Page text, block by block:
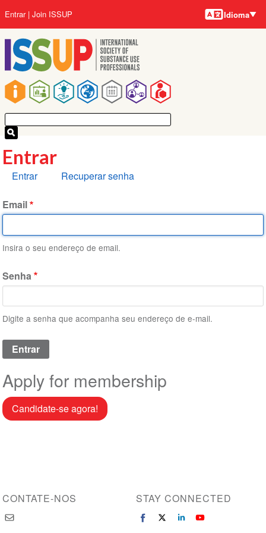
para
o
conteúdo
principal
Navegação
principal
Menu
da
conta
do
usuário
Entrar Join ISSUP Idiomas
Idioma
Entrar
Abas
Entrar Recuperar senha
Email
Insira o seu endereço de email.
Senha
Digite a senha que acompanha seu endereço de e-mail.
Apply for membership
Candidate-se agora!
CONTATE-NOS STAY CONNECTED